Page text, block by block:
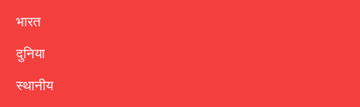
भारत
दुनिया
स्थानीय